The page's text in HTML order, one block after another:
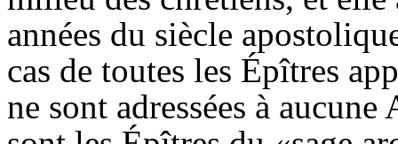
années du siècle
cas de toutes les Épîtres
ne sont adressées à